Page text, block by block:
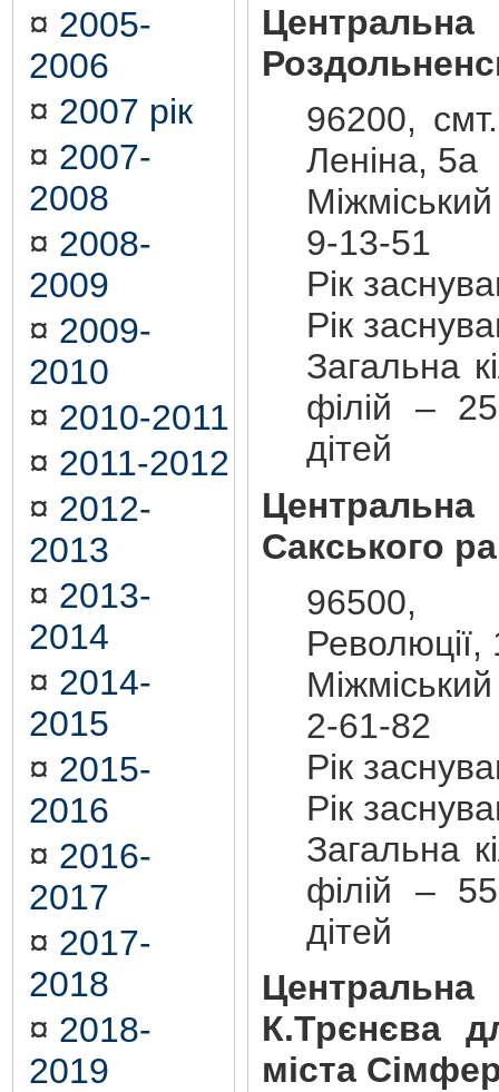
¤ 2005-
2006
¤ 2007 рік
¤ 2007-
2008
¤ 2008-
2009
¤ 2009-
2010
¤ 2010-2011
¤ 2011-2012
¤ 2012-
2013
¤ 2013-
2014
¤ 2014-
2015
¤ 2015-
2016
¤ 2016-
2017
¤ 2017-
2018
¤ 2018-
2019
96200,
Леніна, 5а
9-13-51
Рік
Рік
Загальна
філій –
дітей
Сакського
96500,
Революції,
2-61-82
Рік
Рік
Загальна
філій –
дітей
Центральна
К.Трєнєва
міста